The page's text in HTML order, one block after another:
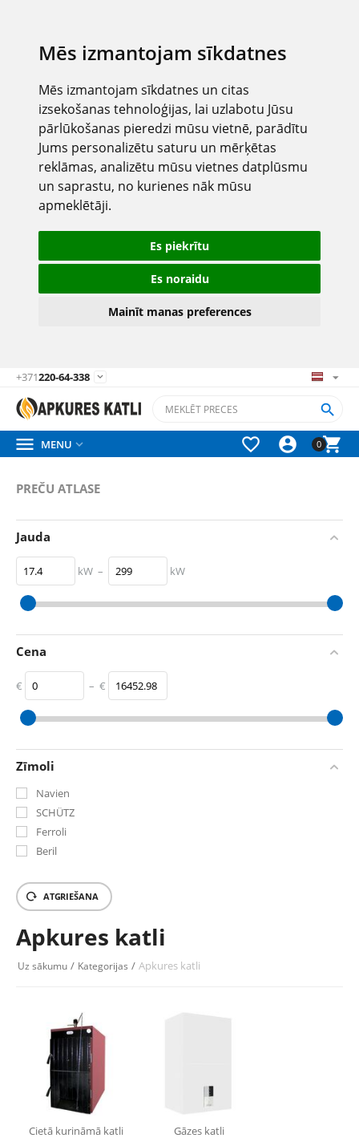
Mēs izmantojam sīkdatnes
Mēs izmantojam sīkdatnes un citas
izsekošanas tehnoloģijas, lai uzlabotu Jūsu
pārlūkošanas pieredzi mūsu vietnē, parādītu
Jums personalizētu saturu un mērķētas
reklāmas, analizētu mūsu vietnes datplūsmu
un saprastu, no kurienes nāk mūsu
apmeklētāji.
Es piekrītu
Es noraidu
Mainīt manas preferences
+371220-64-338 
0



 MENU 
PREČU ATLASE
Jauda
kW – kW
17.4kW kW
Cena
€ – €
0 16452.98
Zīmoli
Navien
SCHÜTZ
Ferroli
Beril
ATGRIEŠANA
Apkures katli
Uz sākumu / Kategorijas / Apkures katli
Cietā kurināmā katli Gāzes katli